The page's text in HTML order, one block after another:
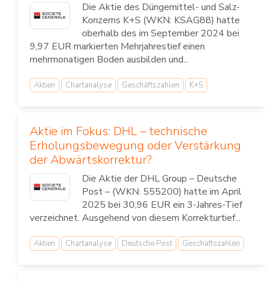
Die Aktie des Düngemittel- und Salz-
Konzerns K+S (WKN: KSAG88) hatte
oberhalb des im September 2024 bei
9,97 EUR markierten Mehrjahrestief einen
mehrmonatigen Boden ausbilden und...
Aktien Chartanalyse Geschäftszahlen K+S
Aktie im Fokus: DHL – technische
Erholungsbewegung oder Verstärkung
der Abwärtskorrektur?
Die Aktie der DHL Group – Deutsche
Post – (WKN: 555200) hatte im April
2025 bei 30,96 EUR ein 3-Jahres-Tief
verzeichnet. Ausgehend von diesem Korrekturtief...
Aktien Chartanalyse Deutsche Post Geschäftszahlen